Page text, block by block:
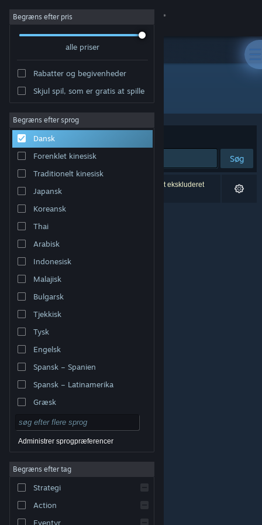
Log på
Om
Support
Skift sprog
Hent Steam-mobilappen
Vis desktop-webside
varemærker tilhører deres respektive indehavere i USA
Tilgængelighed
Refunderinger|
Begræns efter pris
alle priser
Rabatter og begivenheder
Skjul spil, som er gratis at spille
Begræns efter sprog
Dansk
Forenklet kinesisk
Traditionelt kinesisk
Japansk
Koreansk
Thai
Arabisk
Indonesisk
Malajisk
Bulgarsk
Tjekkisk
Tysk
Engelsk
Spansk – Spanien
Spansk – Latinamerika
Græsk
Administrer sprogpræferencer
Begræns efter tag
Strategi
Action
Eventyr
Udgiver: DigitalBadger Design
Sorter efter Relevans
Søg
0 resultater matcher din søgning. 2 titler er blevet ekskluderet
baseret på dine præferencer.